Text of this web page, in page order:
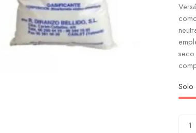
seco
Solo